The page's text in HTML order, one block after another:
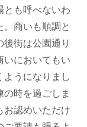
とも呼べないわ
商いも順調と
街は公園通り
いにおいてもい
ようになりまし
時を過ごしま
お認めいただけ